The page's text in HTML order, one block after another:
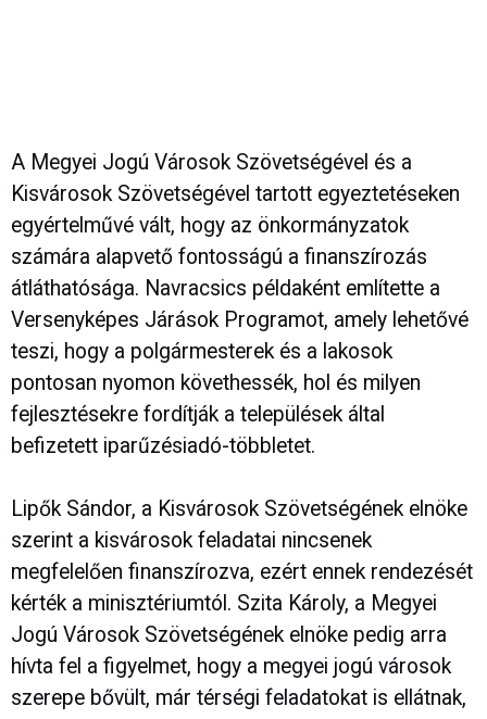
A Megyei Jogú Városok Szövetségével és a
Kisvárosok Szövetségével tartott egyeztetéseken
egyértelművé vált, hogy az önkormányzatok
számára alapvető fontosságú a finanszírozás
átláthatósága. Navracsics példaként említette a
Versenyképes Járások Programot, amely lehetővé
teszi, hogy a polgármesterek és a lakosok
pontosan nyomon követhessék, hol és milyen
fejlesztésekre fordítják a települések által
befizetett iparűzésiadó-többletet.
Lipők Sándor, a Kisvárosok Szövetségének elnöke
szerint a kisvárosok feladatai nincsenek
megfelelően finanszírozva, ezért ennek rendezését
kérték a minisztériumtól. Szita Károly, a Megyei
Jogú Városok Szövetségének elnöke pedig arra
hívta fel a figyelmet, hogy a megyei jogú városok
szerepe bővült, már térségi feladatokat is ellátnak,